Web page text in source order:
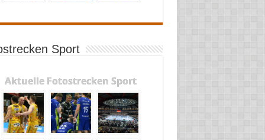
Sport
Aktuelle Fotostrecken Sport